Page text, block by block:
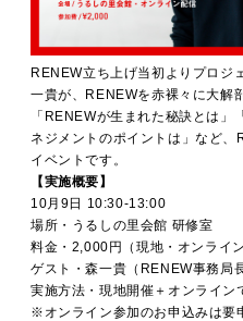
RENEW立ち上げ当初よりプロジ
一貴が、RENEWを赤裸々に大解
「RENEWが生まれた秘訣とは
ネジメントのポイントは」など
イベントです。
【実施概要】
10月9日 10:30-13:00
場所・うるしの里会館 研修室
料金・2,000円（現地・オンライン
ゲスト・森一貴（RENEW事務局長
実施方法・現地開催＋オンライン
※オンライン参加のお申込みは要